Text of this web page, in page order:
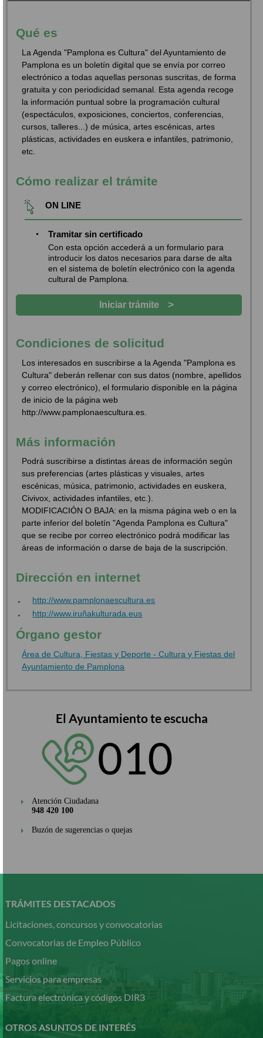
Qué es
La Agenda "Pamplona es Cultura" del Ayuntamiento de
Pamplona es un boletín digital que se envía por correo
electrónico a todas aquellas personas suscritas, de forma
gratuita y con periodicidad semanal. Esta agenda recoge
la información puntual sobre la programación cultural
(espectáculos, exposiciones, conciertos, conferencias,
cursos, talleres...) de música, artes escénicas, artes
plásticas, actividades en euskera e infantiles, patrimonio,
etc.
Cómo realizar el trámite
ON LINE
Tramitar sin certificado
Con esta opción accederá a un formulario para
introducir los datos necesarios para darse de alta
en el sistema de boletín electrónico con la agenda
cultural de Pamplona.
Iniciar trámite >
Condiciones de solicitud
Los interesados en suscribirse a la Agenda "Pamplona es
Cultura" deberán rellenar con sus datos (nombre, apellidos
y correo electrónico), el formulario disponible en la página
de inicio de la página web
http://www.pamplonaescultura.es.
Más información
Podrá suscribirse a distintas áreas de información según
sus preferencias (artes plásticas y visuales, artes
escénicas, música, patrimonio, actividades en euskera,
Civivox, actividades infantiles, etc.).
MODIFICACIÓN O BAJA: en la misma página web o en la
parte inferior del boletín "Agenda Pamplona es Cultura"
que se recibe por correo electrónico podrá modificar las
áreas de información o darse de baja de la suscripción.
Dirección en internet
http://www.pamplonaescultura.es
http://www.iruñakulturada.eus
Órgano gestor
Área de Cultura, Fiestas y Deporte - Cultura y Fiestas del
Ayuntamiento de Pamplona
El Ayuntamiento te escucha
Atención Ciudadana
948 420 100
Buzón de sugerencias o quejas
contenido
TRÁMITES DESTACADOS
Licitaciones, concursos y convocatorias
Convocatorias de Empleo Público
Pagos online
Servicios para empresas
Factura electrónica y códigos DIR3
OTROS ASUNTOS DE INTERÉS